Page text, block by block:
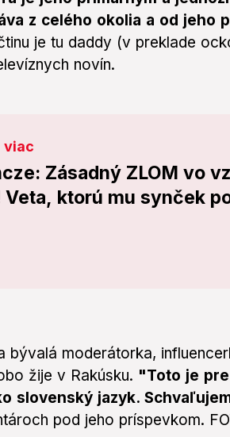
z celého okolia a od jeho
je tu daddy (v preklade
novín.
viac
Zásadný ZLOM vo
Veta, ktorú mu synček
bývalá moderátorka,
žije v Rakúsku. "Toto je
slovenský jazyk.
pod jeho príspevkom.